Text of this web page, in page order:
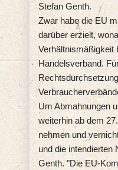
Stefan Genth.
Zwar habe die EU
darüber erzielt,
Verhältnismäßigkeit
Handelsverband.
Um Abmahnungen
weiterhin ab dem
nehmen und
und die intendierten
Genth. "Die EU-